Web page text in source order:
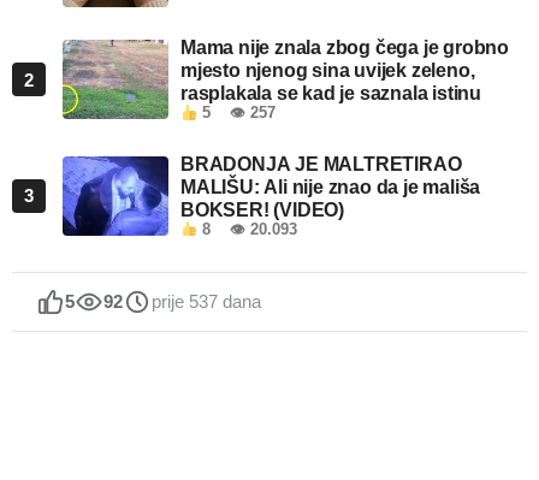
2
Mama nije znala zbog čega je grobno
mjesto njenog sina uvijek zeleno,
rasplakala se kad je saznala istinu
5 👁 257
3
BRADONJA JE MALTRETIRAO
MALIŠU: Ali nije znao da je mališa
BOKSER! (VIDEO)
8 👁 20.093
5 92 prije 537 dana